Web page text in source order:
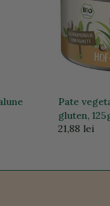
Pate
gluten,
21,88 lei